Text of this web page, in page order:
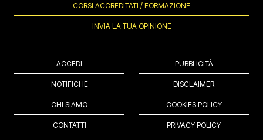
CORSI ACCREDITATI / FORMAZIONE
INVIA LA TUA OPINIONE
ACCEDI
NOTIFICHE
CHI SIAMO
CONTATTI
PUBBLICITÀ
DISCLAIMER
COOKIES POLICY
PRIVACY POLICY